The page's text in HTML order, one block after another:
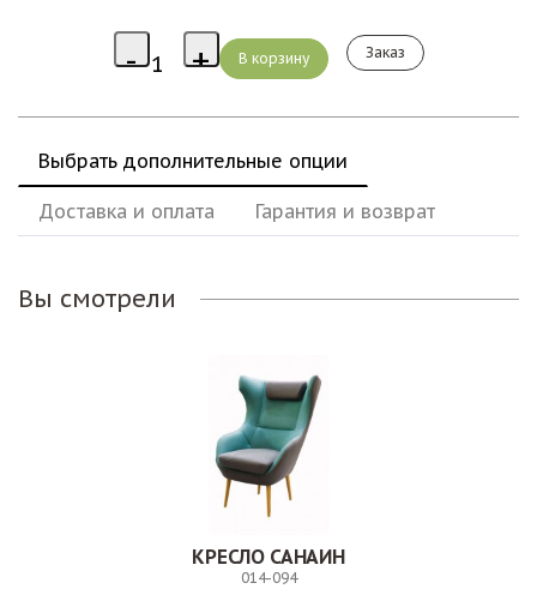
Заказ
Выбрать дополнительные опции
Доставка и оплата Гарантия и возврат
Вы смотрели
КРЕСЛО САНАИН
014-094